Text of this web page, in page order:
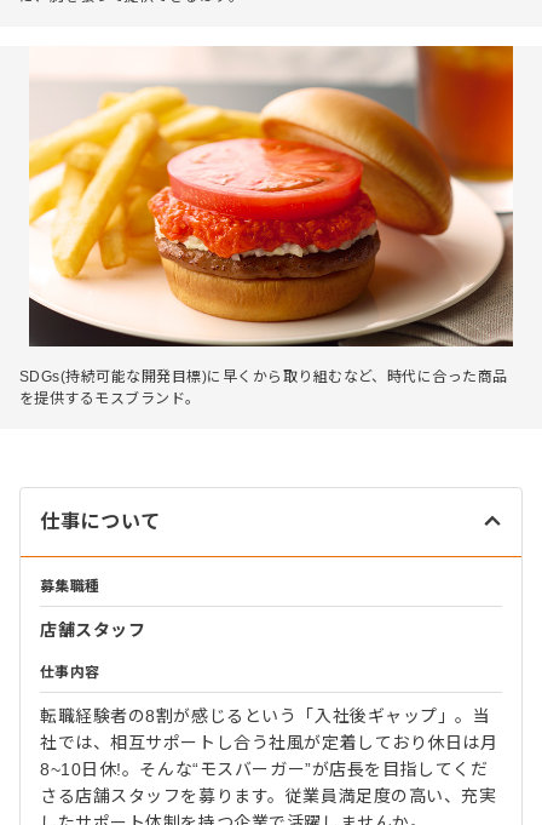
SDGs(持続可能な開発目標)に早くから取り組むなど、時代に合った商品
を提供するモスブランド。
仕事について
募集職種
店舗スタッフ
仕事内容
転職経験者の8割が感じるという「入社後ギャップ」。当
社では、相互サポートし合う社風が定着しており休日は月
8~10日休!。そんな“モスバーガー”が店長を目指してくだ
さる店舗スタッフを募ります。従業員満足度の高い、充実